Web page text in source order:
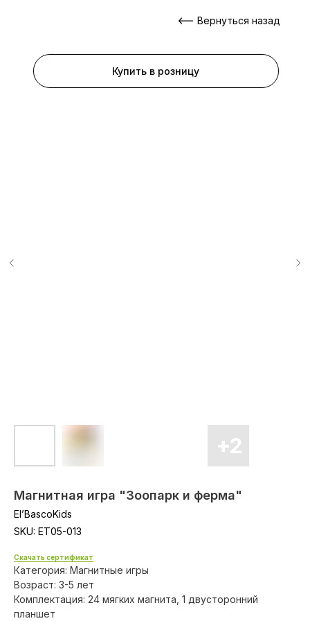
Купить в розницу
Вернуться назад
Магнитная игра "Зоопарк и ферма"
El’BascoKids
SKU: ET05-013
Скачать сертификат
Категория: Магнитные игры
Возраст: 3-5 лет
Комплектация: 24 мягких магнита, 1 двусторонний
планшет